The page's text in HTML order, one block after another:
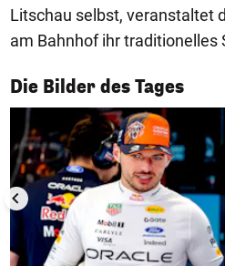
Litschau selbst, veranstaltet
am Bahnhof ihr traditionelles
Die Bilder des Tages
1/50